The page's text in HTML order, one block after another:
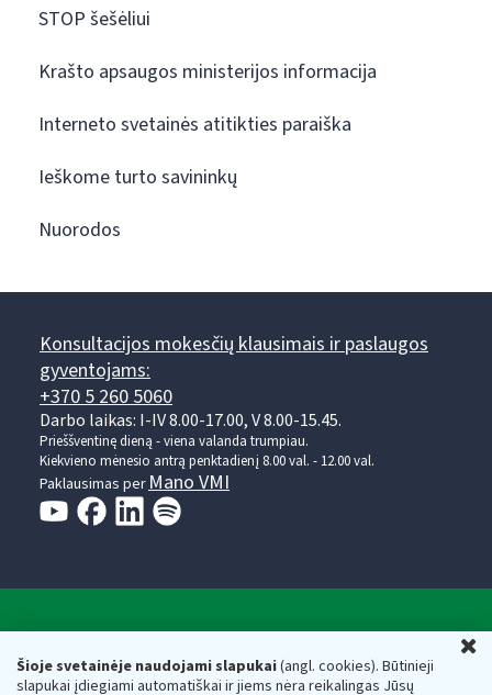
Šioje svetainėje naudojami slapukai(angl. cookies). Būtinieji
slapukai įdiegiami automatiškai ir jiems nėra reikalingas Jūsų
STOP šešėliui
Krašto apsaugos ministerijos informacija
Interneto svetainės atitikties paraiška
Ieškome turto savininkų
Nuorodos
Konsultacijos mokesčių klausimais ir paslaugos
gyventojams:
+370 5 260 5060
Darbo laikas: I-IV 8.00-17.00, V 8.00-15.45.
Prieššventinę dieną - viena valanda trumpiau.
Kiekvieno mėnesio antrą penktadienį 8.00 val. - 12.00 val.
Paklausimas perMano VMI
Valstybinė mokesčių inspekcija prie Lietuvos
Respublikos finansų ministerijos